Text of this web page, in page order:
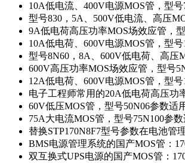
10A低电流、400V电源MOS管，型
型号830，5A、500V低电流、高压
9A低电荷高压功率MOS场效应管，
10A低电荷、600V电源MOS管，型号
型号8N60，8A、600V低电荷、高压
600V高压功率MOS场效应管，型号
12A低电荷、600V电源MOS管，型
电子工程师常用的20A低电荷高压功
60V低压MOS管，型号50N06参数适
75A大电流MOS管，型号75N100参数
替换STP170N8F7型号参数在电池管
BMS电源管理系统的国产MOS管：
双互换式UPS电源的国产MOS管：